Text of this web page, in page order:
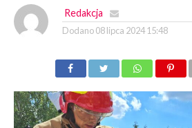
Redakcja
Dodano 08 lipca 2024 15:48